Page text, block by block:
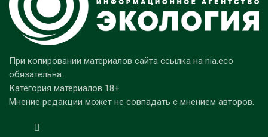
При копировании материалов сайта ссылка на nia.eco
обязательна.
Категория материалов 18+
Мнение редакции может не совпадать с мнением авторов.